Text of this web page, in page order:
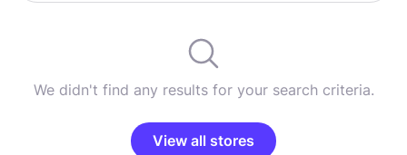
We didn't find any results for your search criteria.
View all stores